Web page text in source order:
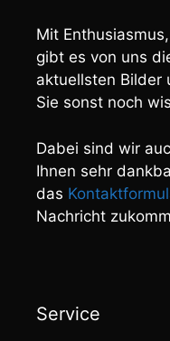
Mit
gibt es von uns
aktuellsten Bilder
Sie sonst noch
Dabei sind wir
Ihnen sehr
das
Nachricht
Service